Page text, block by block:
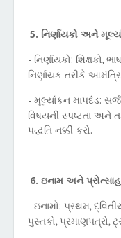
5. નિર્ણાયકો અને
- નિર્ણાયકો: શિક્ષકો,
નિર્ણાયક તરીકે
- મૂલ્યાંકન માપદંડ:
વિષયની સ્પષ્ટતા અને
પદ્ધતિ નક્કી કરો.
6. ઇનામ અને
- ઇનામો: પ્રથમ,
પુસ્તકો, પ્રમાણપત્રો,